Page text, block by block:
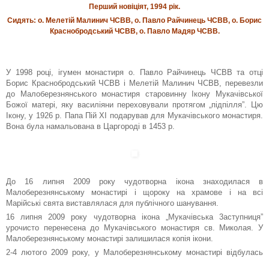
Перший новіціят, 1994 рік.
Сидять: о. Мелетій Малинич ЧСВВ, о. Павло Райчинець ЧСВВ, о. Борис
Краснобродський ЧСВВ, о. Павло Мадяр ЧСВВ.
У 1998 році, ігумен монастиря о. Павло Райчинець ЧСВВ та отці
Борис Краснобродський ЧСВВ і Мелетій Малинич ЧСВВ, перевезли
до Малоберезнянського монастиря старовинну Ікону Мукачівської
Божої матері, яку василіяни переховували протягом „підпілля”. Цю
Ікону, у 1926 р. Папа Пій ХІ подарував для Мукачівського монастиря.
Вона була намальована в Царгороді в 1453 р.
До 16 липня 2009 року чудотворна ікона знаходилася в
Малоберезнянському монастирі і щороку на храмове і на всі
Марійські свята виставлялася для публічного шанування.
16 липня 2009 року чудотворна ікона „Мукачівська 3аступниця”
урочисто перенесена до Мукачівського монастиря св. Миколая. У
Малоберезнянському монастирі залишилася копія ікони.
2-4 лютого 2009 року, у Малоберезнянському монастирі відбулась